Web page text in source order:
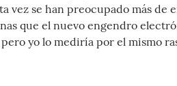
vez se han preocupado más de
que el nuevo engendro
yo lo mediría por el mismo